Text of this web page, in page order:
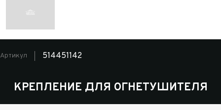
Артикул 514451142
КРЕПЛЕНИЕ ДЛЯ ОГНЕТУШИТЕЛЯ